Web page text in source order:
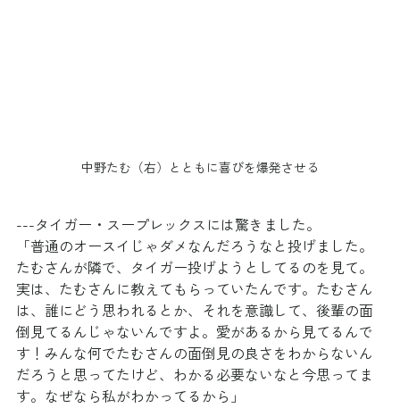
中野たむ（右）とともに喜びを爆発させる
---タイガー・スープレックスには驚きました。
「普通のオースイじゃダメなんだろうなと投げました。
たむさんが隣で、タイガー投げようとしてるのを見て。
実は、たむさんに教えてもらっていたんです。たむさん
は、誰にどう思われるとか、それを意識して、後輩の面
倒見てるんじゃないんですよ。愛があるから見てるんで
す！みんな何でたむさんの面倒見の良さをわからないん
だろうと思ってたけど、わかる必要ないなと今思ってま
す。なぜなら私がわかってるから」